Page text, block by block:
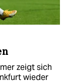
zeigt sich
wieder